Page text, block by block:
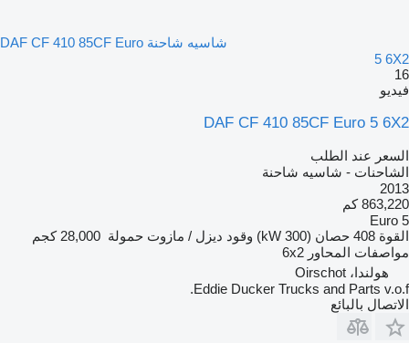
شاسيه شاحنة DAF CF 410 85CF Euro
5 6X2
16
فيديو
DAF CF 410 85CF Euro 5 6X2
السعر عند الطلب
الشاحنات - شاسيه شاحنة
2013
863,220 كم
Euro 5
القوة 408 حصان (300 kW) وقود ديزل / مازوت حمولة 28,000 كجم
مواصفات المحاور 6x2
هولندا، Oirschot
Eddie Ducker Trucks and Parts v.o.f.
الاتصال بالبائع